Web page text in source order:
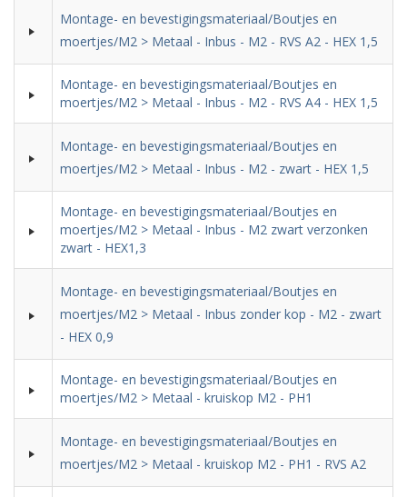
Montage- en bevestigingsmateriaal/Boutjes en
moertjes/M2 > Metaal - Inbus - M2 - RVS A2 - HEX 1,5
Montage- en bevestigingsmateriaal/Boutjes en
moertjes/M2 > Metaal - Inbus - M2 - RVS A4 - HEX 1,5
Montage- en bevestigingsmateriaal/Boutjes en
moertjes/M2 > Metaal - Inbus - M2 - zwart - HEX 1,5
Montage- en bevestigingsmateriaal/Boutjes en
moertjes/M2 > Metaal - Inbus - M2 zwart verzonken
zwart - HEX1,3
Montage- en bevestigingsmateriaal/Boutjes en
moertjes/M2 > Metaal - Inbus zonder kop - M2 - zwart
- HEX 0,9
Montage- en bevestigingsmateriaal/Boutjes en
moertjes/M2 > Metaal - kruiskop M2 - PH1
Montage- en bevestigingsmateriaal/Boutjes en
moertjes/M2 > Metaal - kruiskop M2 - PH1 - RVS A2